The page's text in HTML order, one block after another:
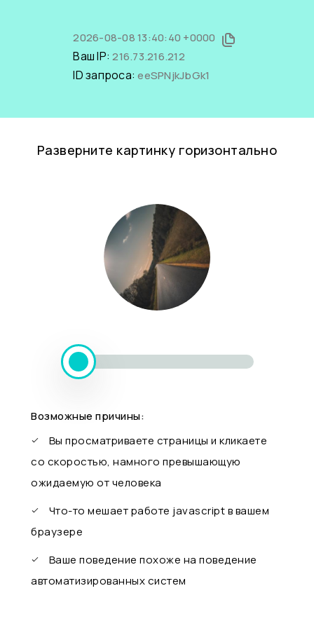
2026-08-08 13:40:40 +0000
Ваш IP:216.73.216.212
ID запроса:eeSPNjkJbGk1
Разверните картинку горизонтально
Возможные причины:
Вы просматриваете страницы и кликаете
со скоростью, намного превышающую
ожидаемую от человека
Что-то мешает работе javascript в вашем
браузере
Ваше поведение похоже на поведение
автоматизированных систем